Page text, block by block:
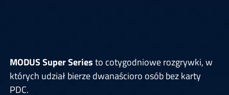
MODUS Super Seriesto cotygodniowe rozgrywki, w
których udział bierze dwanaścioro osób bez karty
PDC.